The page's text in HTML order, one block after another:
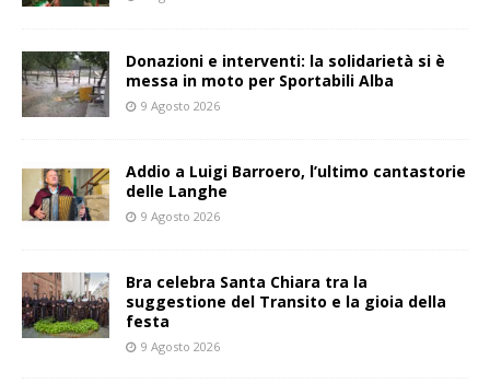
Donazioni e interventi: la solidarietà si è
messa in moto per Sportabili Alba
9 Agosto 2026
Addio a Luigi Barroero, l’ultimo cantastorie
delle Langhe
9 Agosto 2026
Bra celebra Santa Chiara tra la
suggestione del Transito e la gioia della
festa
9 Agosto 2026